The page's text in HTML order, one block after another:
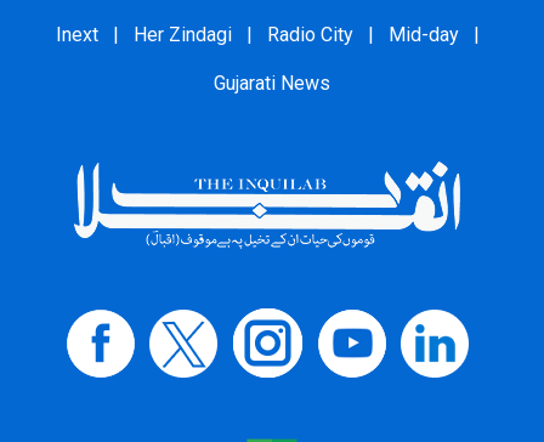
Inext Her Zindagi Radio City Mid-day
Gujarati News